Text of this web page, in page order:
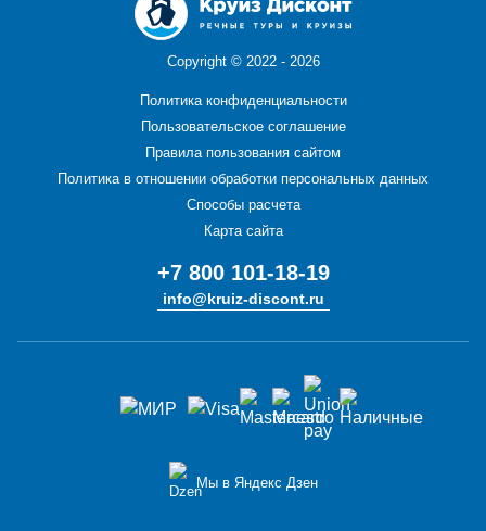
Copyright © 2022 - 2026
Политика конфиденциальности
Пользовательское соглашение
Правила пользования сайтом
Политика в отношении обработки персональных данных
Способы расчета
Карта сайта
+7 800 101-18-19
info@kruiz-discont.ru
Мы в Яндекс Дзен